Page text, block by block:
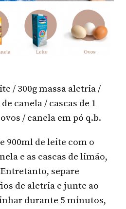
/ 300g massa aletria /
canela / cascas de 1
/ canela em pó q.b.
900ml de leite com o
e as cascas de limão,
Entretanto, separe
de aletria e junte ao
durante 5 minutos,